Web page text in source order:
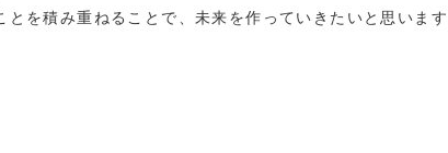
とを積み重ねることで、未来を作っていきたいと思いま